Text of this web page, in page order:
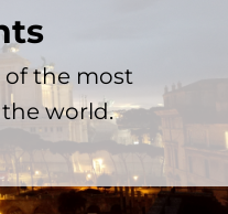
of the most
world.